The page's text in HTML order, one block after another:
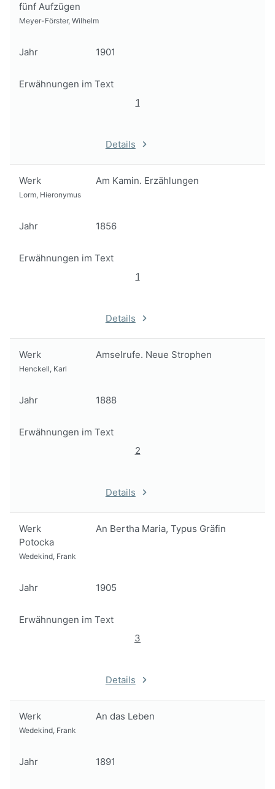
fünf Aufzügen
Meyer-Förster, Wilhelm
Jahr 1901
Erwähnungen im Text
1
Details
Werk Am Kamin. Erzählungen
Lorm, Hieronymus
Jahr 1856
Erwähnungen im Text
1
Details
Werk Amselrufe. Neue Strophen
Henckell, Karl
Jahr 1888
Erwähnungen im Text
2
Details
Werk
An Bertha Maria, Typus Gräfin
Potocka
Wedekind, Frank
Jahr 1905
Erwähnungen im Text
3
Details
Werk An das Leben
Wedekind, Frank
Jahr 1891